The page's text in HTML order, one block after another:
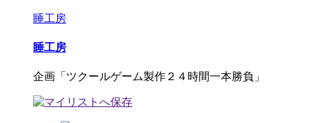
睡工房
睡工房
企画「ツクールゲーム製作２４時間一本勝負」